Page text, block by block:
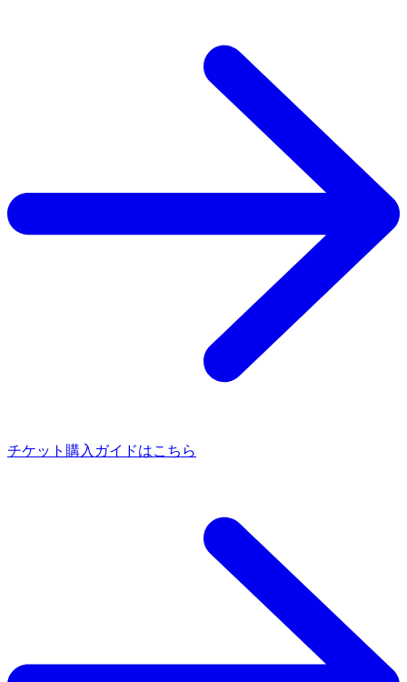
チケット購入ガイドはこちら